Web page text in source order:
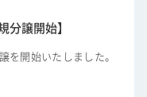
分譲開始】
を開始いたしました。